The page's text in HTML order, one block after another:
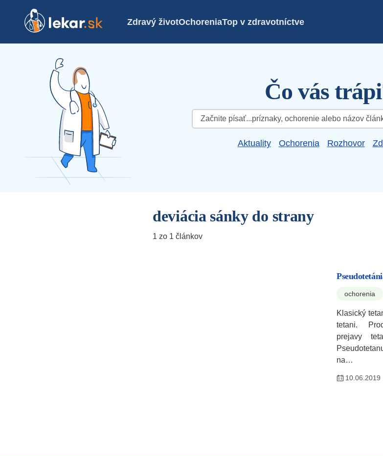
Zdravý životOchoreniaTop v zdravotníctve
Čo vás
Hľadať:
Aktuality Ochorenia Rozhovor
deviácia sánky do strany
1 zo 1 článkov
ochorenia
Klasický
tetani.
prejavy
na…
10.06.2019